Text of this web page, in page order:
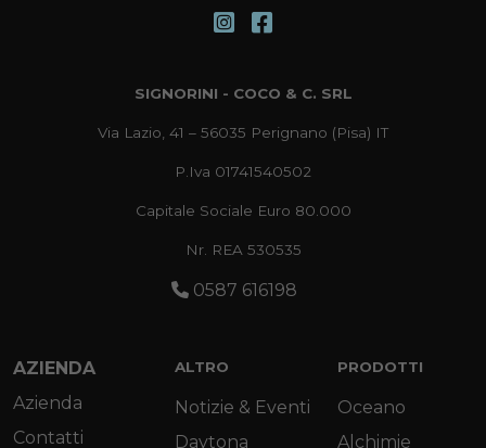
SIGNORINI - COCO & C. SRL
Via Lazio, 41 – 56035 Perignano (Pisa) IT
P.Iva 01741540502
Capitale Sociale Euro 80.000
Nr. REA 530535
0587 616198
AZIENDA
Azienda
Contatti
ALTRO
Notizie & Eventi
Daytona
PRODOTTI
Oceano
Alchimie